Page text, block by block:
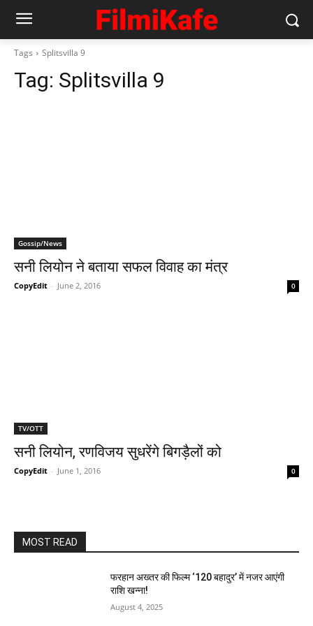
Tags Splitsvilla 9
Tag: Splitsvilla 9
Gossip/News
सनी लियोन ने बताया सफल विवाह का मंत्र
CopyEdit - June 2, 2016 0
TV/OTT
सनी लियोन, रणविजय सुधरेंगे बिगड़ैलों को
CopyEdit - June 1, 2016 0
MOST READ
फरहान अख्तर की फिल्म ‘120 बहादुर’ में नजर आएंगी
राशि खन्ना!
August 4, 2025